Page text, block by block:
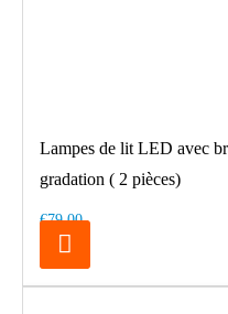
Lampes de lit LED avec
gradation ( 2 pièces)
€79.00